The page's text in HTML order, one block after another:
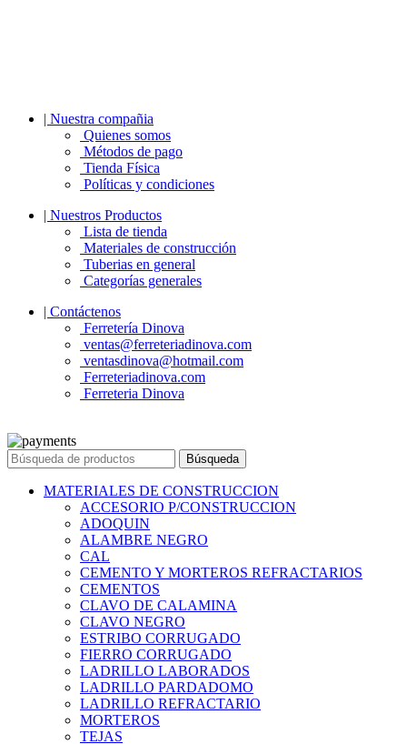
| Nuestra compañia
Quienes somos
Métodos de pago
Tienda Física
Políticas y condiciones
| Nuestros Productos
Lista de tienda
Materiales de construcción
Tuberias en general
Categorías generales
| Contáctenos
Ferretería Dinova
ventas@ferreteriadinova.com
ventasdinova@hotmail.com
Ferreteriadinova.com
Ferreteria Dinova
Búsqueda
MATERIALES DE CONSTRUCCION
ACCESORIO P/CONSTRUCCION
ADOQUIN
ALAMBRE NEGRO
CAL
CEMENTO Y MORTEROS REFRACTARIOS
CEMENTOS
CLAVO DE CALAMINA
CLAVO NEGRO
ESTRIBO CORRUGADO
FIERRO CORRUGADO
LADRILLO LABORADOS
LADRILLO PARDADOMO
LADRILLO REFRACTARIO
MORTEROS
TEJAS